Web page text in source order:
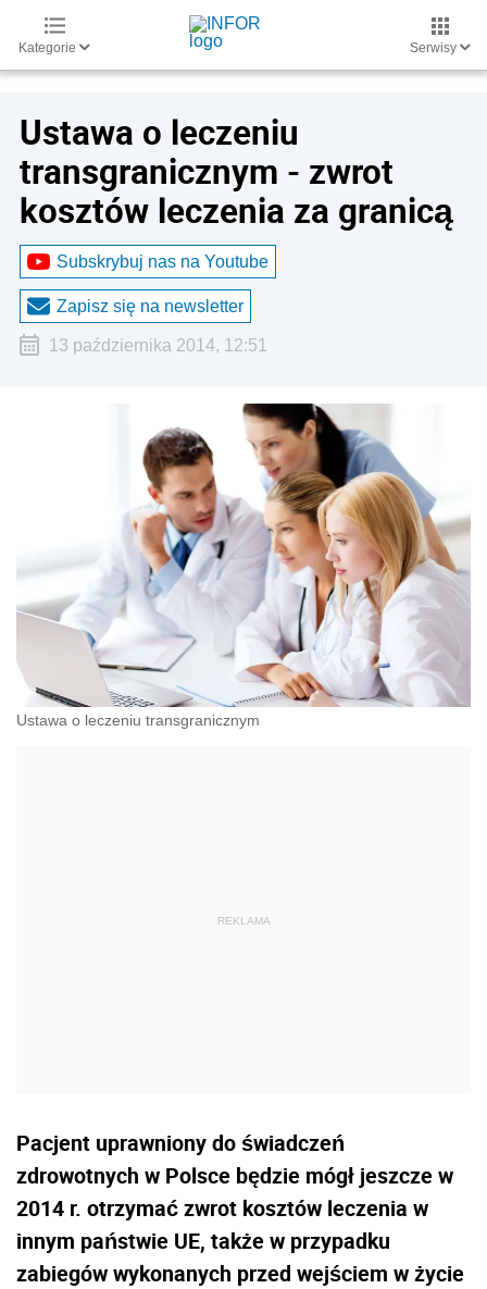
Kategorie Serwisy
Ustawa o leczeniu
transgranicznym - zwrot
kosztów leczenia za granicą
Subskrybuj nas na Youtube
Zapisz się na newsletter
13 października 2014, 12:51
Ustawa o leczeniu transgranicznym
Pacjent uprawniony do świadczeń
zdrowotnych w Polsce będzie mógł jeszcze w
2014 r. otrzymać zwrot kosztów leczenia w
innym państwie UE, także w przypadku
zabiegów wykonanych przed wejściem w życie